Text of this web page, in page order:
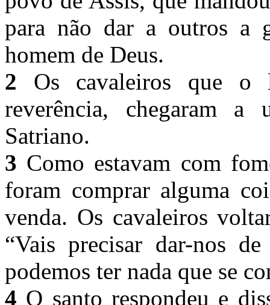
para não dar a outros a
homem de Deus.
2 Os cavaleiros que o
reverência, chegaram a
Satriano.
3 Como estavam com
foram comprar alguma
venda. Os cavaleiros
“Vais precisar dar-nos
podemos ter nada que se
4 O santo respondeu e